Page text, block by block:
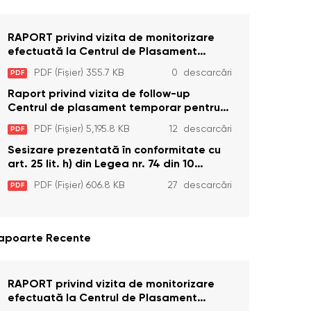
RAPORT privind vizita de monitorizare
efectuată la Centrul de Plasament
Temporar pentru Persoane cu
Dizabilități (Adulte) din s. Brînzeni, r.
Edineț, din data de 25 mai 2026
PDF PDF (Fișier) 355.7 KB 0 descarcări
Raport privind vizita de follow-up
Centrul de plasament temporar pentru
persoanele cu dizabilități (adulte)
Bădiceni, Soroca (11 iunie 2026)
PDF PDF (Fișier) 5,195.8 KB 12 descarcări
Sesizare prezentată în conformitate cu
art. 25 lit. h) din Legea nr. 74 din 10
aprilie 2025 cu privire la Curtea
Constituțională şi art. 26 din Legea cu
PDF PDF (Fișier) 606.8 KB 27 descarcări
Recente
RAPORT privind vizita de monitorizare
efectuată la Centrul de Plasament